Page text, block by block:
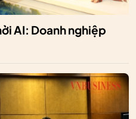
AI: Doanh nghiệp